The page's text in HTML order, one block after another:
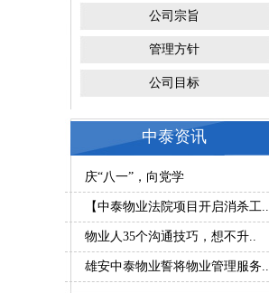
公司宗旨
管理方针
公司目标
中泰资讯
庆“八一”，向党学
【中泰物业法院项目开启消杀工..
物业人35个沟通技巧，想不升..
雄安中泰物业誓将物业管理服务..